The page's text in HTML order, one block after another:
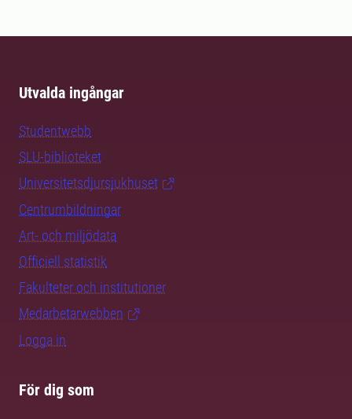
Utvalda ingångar
Studentwebb
SLU-biblioteket
Universitetsdjursjukhuset
Centrumbildningar
Art- och miljödata
Officiell statistik
Fakulteter och institutioner
Medarbetarwebben
Logga in
För dig som